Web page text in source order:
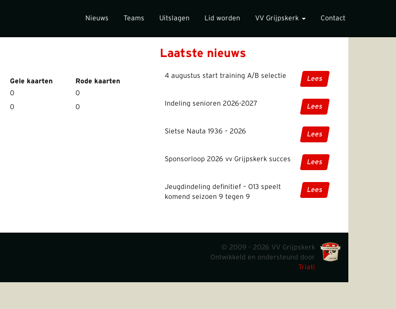
Nieuws Teams Uitslagen Lid worden VV Grijpskerk Contact
Gele kaarten
Rode kaarten
0
0
0 0
Laatste nieuws
4 augustus start training A/B selectie Lees
Indeling senioren 2026-2027 Lees
Sietse Nauta 1936 – 2026 Lees
Sponsorloop 2026 vv Grijpskerk succes Lees
Jeugdindeling definitief – O13 speelt
komend seizoen 9 tegen 9
Lees
© 2009 - 2026 VV Grijpskerk
Ontwikkeld en ondersteund door
Triati